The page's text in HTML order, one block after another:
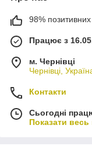
98% позитивних
Працює з
м. Чернівці
Чернівці,
Контакти
Сьогодні
Показати весь